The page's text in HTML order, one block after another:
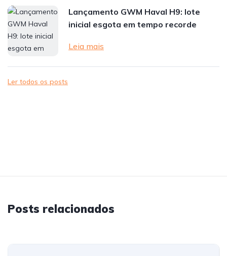
Lançamento GWM Haval H9: lote
inicial esgota em tempo recorde
Leia mais
Ler todos os posts
Posts relacionados